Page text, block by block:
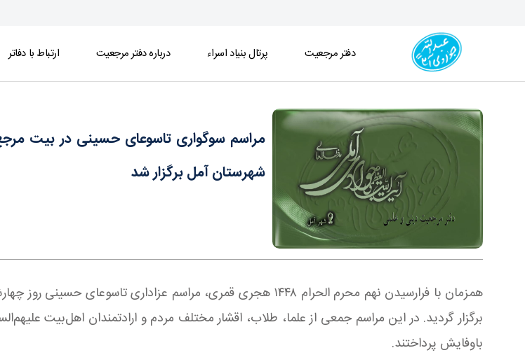
دفتر مرجعیت پرتال بنیاد اسراء درباره دفتر مرجعیت ارتباط با دفاتر
مراسم سوگواری تاسوعای حسینی در بیت
شهرستان آمل برگزار شد
برگزار گردید. در این مراسم جمعی از علما، طلاب، اقشار مختلف مردم و ارادتمندان اهل‌بیت
باوفایش پرداختند.